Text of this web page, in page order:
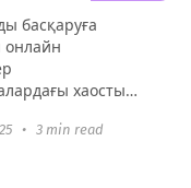
басқаруға
онлайн
хаосты
• 3 min read